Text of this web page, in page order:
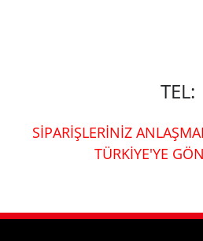
TEL:
SİPARİŞLERİNİZ
TÜRKİYE'YE